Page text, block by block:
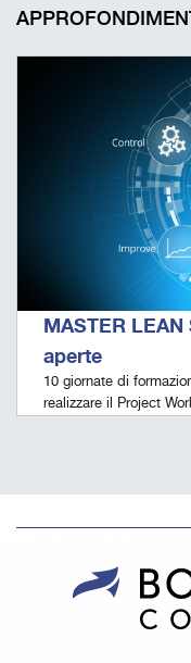
MASTER
aperte
10 giornate di
realizzare il Project